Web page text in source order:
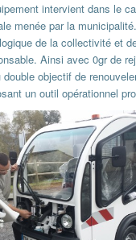
intervient dans le
menée par la
de la collectivité et
Ainsi avec 0gr de
double objectif de
un outil opérationnel